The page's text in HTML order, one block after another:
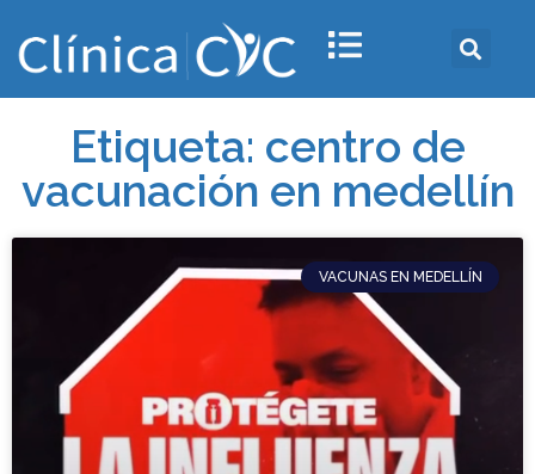
Etiqueta: centro de
vacunación en medellín
VACUNAS EN MEDELLÍN